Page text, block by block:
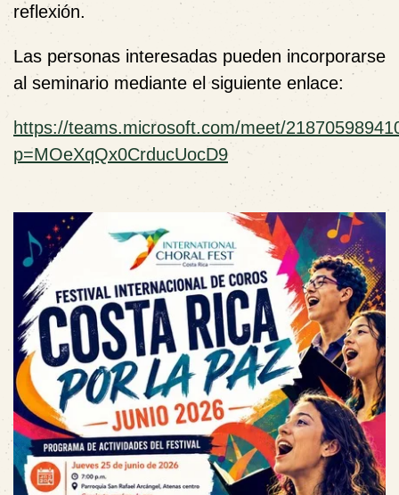
reflexión.
Las personas interesadas pueden incorporarse
al seminario mediante el siguiente enlace:
https://teams.microsoft.com/meet/
p=MOeXqQx0CrducUocD9